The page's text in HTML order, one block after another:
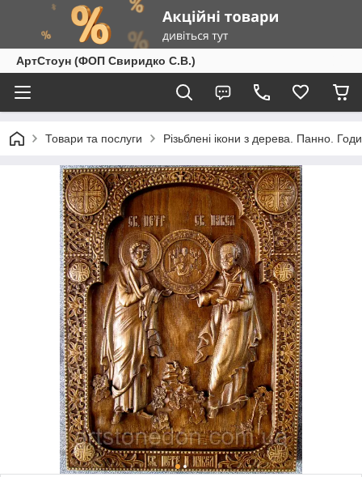
АртСтоун (ФОП Свиридко С.В.)
Товари та послуги Різьблені ікони з дерева. Панно.